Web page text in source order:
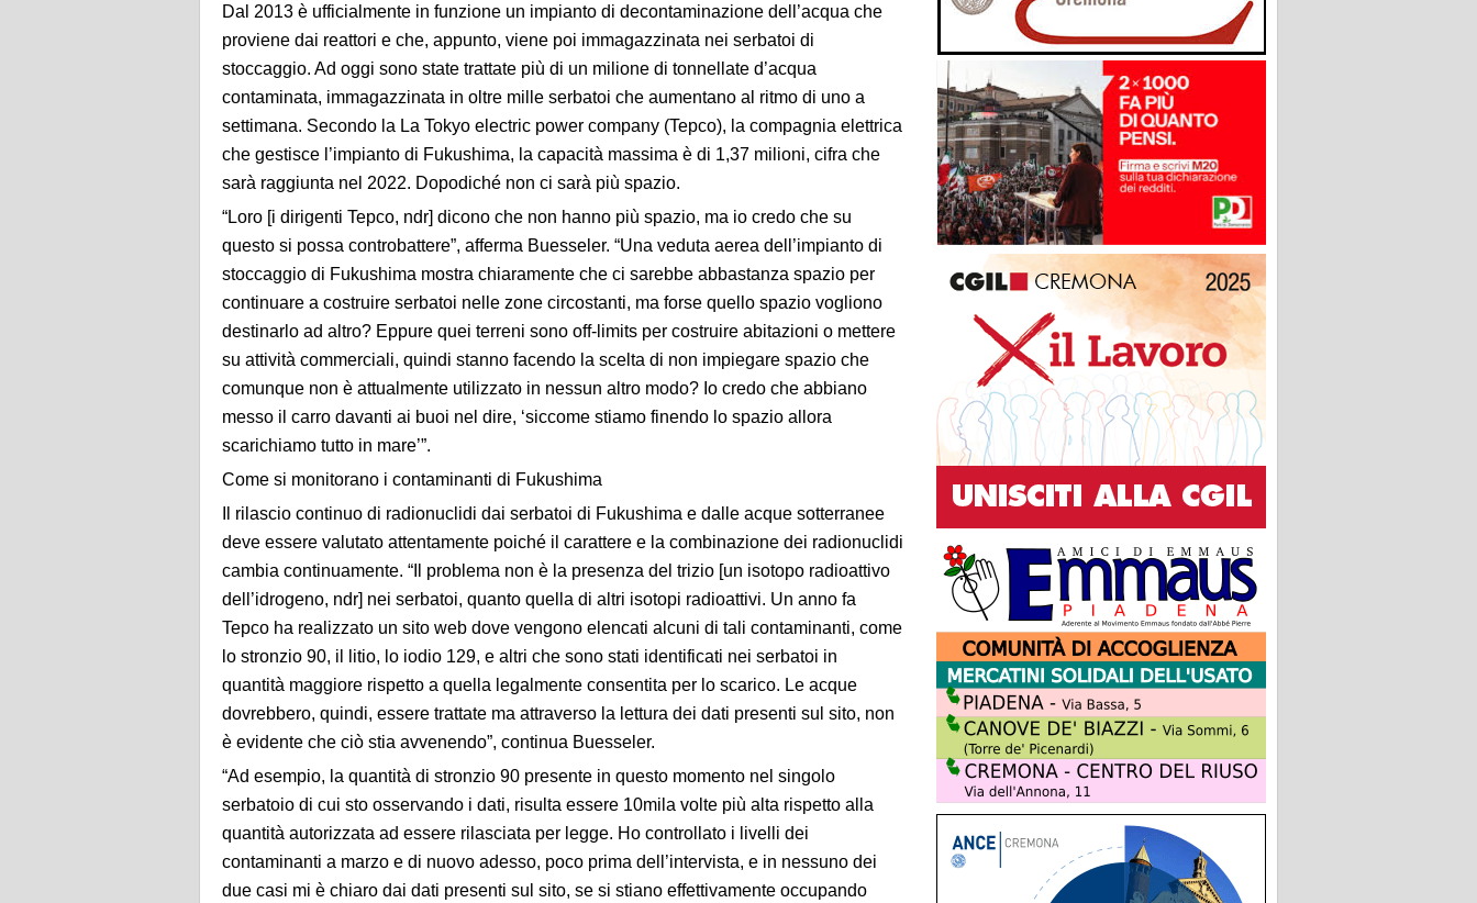
Dal 2013 è ufficialmente in funzione un impianto di decontaminazione dell’acqua che
proviene dai reattori e che, appunto, viene poi immagazzinata nei serbatoi di
stoccaggio. Ad oggi sono state trattate più di un milione di tonnellate d’acqua
contaminata, immagazzinata in oltre mille serbatoi che aumentano al ritmo di uno a
settimana. Secondo la La Tokyo electric power company (Tepco), la compagnia elettrica
che gestisce l’impianto di Fukushima, la capacità massima è di 1,37 milioni, cifra che
sarà raggiunta nel 2022. Dopodiché non ci sarà più spazio.
“Loro [i dirigenti Tepco, ndr] dicono che non hanno più spazio, ma io credo che su
questo si possa controbattere”, afferma Buesseler. “Una veduta aerea dell’impianto di
stoccaggio di Fukushima mostra chiaramente che ci sarebbe abbastanza spazio per
continuare a costruire serbatoi nelle zone circostanti, ma forse quello spazio vogliono
destinarlo ad altro? Eppure quei terreni sono off-limits per costruire abitazioni o mettere
su attività commerciali, quindi stanno facendo la scelta di non impiegare spazio che
comunque non è attualmente utilizzato in nessun altro modo? Io credo che abbiano
messo il carro davanti ai buoi nel dire, ‘siccome stiamo finendo lo spazio allora
scarichiamo tutto in mare’”.
Come si monitorano i contaminanti di Fukushima
Il rilascio continuo di radionuclidi dai serbatoi di Fukushima e dalle acque sotterranee
deve essere valutato attentamente poiché il carattere e la combinazione dei radionuclidi
cambia continuamente. “Il problema non è la presenza del trizio [un isotopo radioattivo
dell’idrogeno, ndr] nei serbatoi, quanto quella di altri isotopi radioattivi. Un anno fa
Tepco ha realizzato un sito web dove vengono elencati alcuni di tali contaminanti, come
lo stronzio 90, il litio, lo iodio 129, e altri che sono stati identificati nei serbatoi in
quantità maggiore rispetto a quella legalmente consentita per lo scarico. Le acque
dovrebbero, quindi, essere trattate ma attraverso la lettura dei dati presenti sul sito, non
è evidente che ciò stia avvenendo”, continua Buesseler.
“Ad esempio, la quantità di stronzio 90 presente in questo momento nel singolo
serbatoio di cui sto osservando i dati, risulta essere 10mila volte più alta rispetto alla
quantità autorizzata ad essere rilasciata per legge. Ho controllato i livelli dei
contaminanti a marzo e di nuovo adesso, poco prima dell’intervista, e in nessuno dei
due casi mi è chiaro dai dati presenti sul sito, se si stiano effettivamente occupando